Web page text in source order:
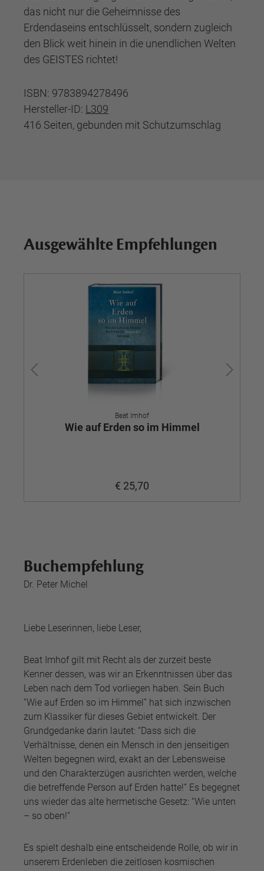
das nicht nur die Geheimnisse des
Erdendaseins entschlüsselt, sondern zugleich
den Blick weit hinein in die unendlichen Welten
des GEISTES richtet!
ISBN: 9783894278496
Hersteller-ID: L309
416 Seiten, gebunden mit Schutzumschlag
Ausgewählte Empfehlungen
Beat Imhof
Wie auf Erden so im Himmel
€ 25,70
Buchempfehlung
Dr. Peter Michel
Liebe Leserinnen, liebe Leser,
Beat Imhof gilt mit Recht als der zurzeit beste
Kenner dessen, was wir an Erkenntnissen über das
Leben nach dem Tod vorliegen haben. Sein Buch
“Wie auf Erden so im Himmel” hat sich inzwischen
zum Klassiker für dieses Gebiet entwickelt. Der
Grundgedanke darin lautet: “Dass sich die
Verhältnisse, denen ein Mensch in den jenseitigen
Welten begegnen wird, exakt an der Lebensweise
und den Charakterzügen ausrichten werden, welche
die betreffende Person auf Erden hatte!” Es begegnet
uns wieder das alte hermetische Gesetz: “Wie unten
– so oben!”
Es spielt deshalb eine entscheidende Rolle, ob wir in
unserem Erdenleben die zeitlosen kosmischen